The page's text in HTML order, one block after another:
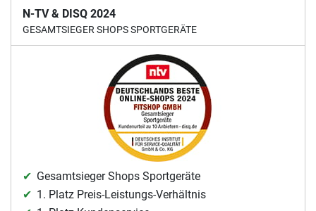
N-TV & DISQ 2024
GESAMTSIEGER SHOPS SPORTGERÄTE
Gesamtsieger Shops Sportgeräte
1. Platz Preis-Leistungs-Verhältnis